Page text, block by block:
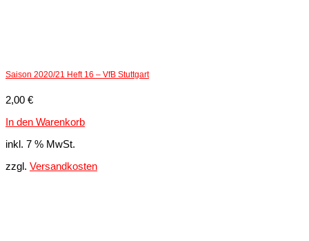
Saison 2020/21 Heft 16 – VfB Stuttgart
2,00 €
In den Warenkorb
inkl. 7 % MwSt.
zzgl. Versandkosten